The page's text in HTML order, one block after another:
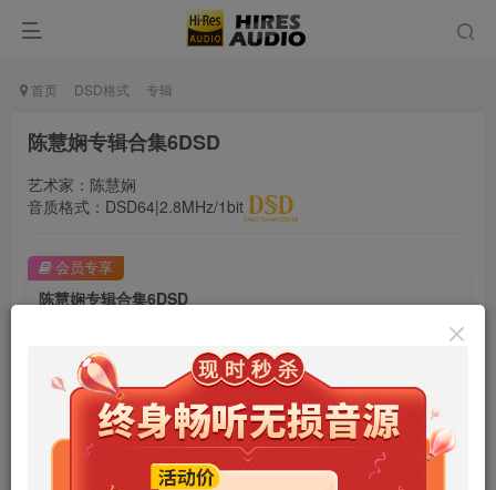
首页 DSD格式 专辑
陈慧娴专辑合集6DSD
艺术家：陈慧娴
音质格式：DSD64|2.8MHz/1bit
陈慧娴专辑合集6DSD
￥9.9 限时特惠
￥99
年卡会员免费 永久会员免费
立即购买
会员专享